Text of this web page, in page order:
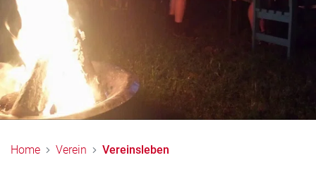
Home Verein Vereinsleben